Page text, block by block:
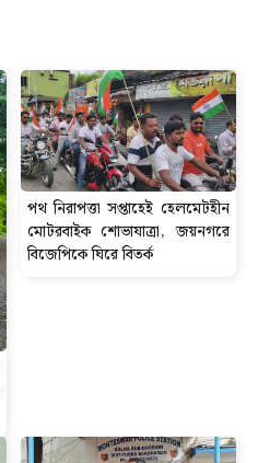
পথ নিরাপত্তা সপ্তাহেই হেলমেটহীন
মোটরবাইক শোভাযাত্রা, জয়নগরে
বিজেপিকে ঘিরে বিতর্ক